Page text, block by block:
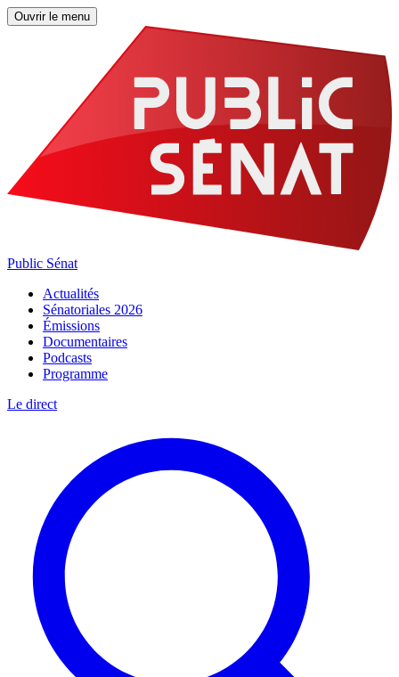
Ouvrir le menu
Public Sénat
Actualités
Sénatoriales 2026
Émissions
Documentaires
Podcasts
Programme
Le direct